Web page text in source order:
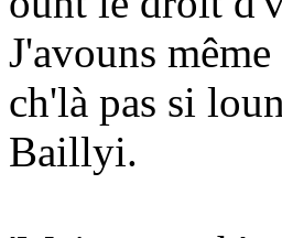
J'avouns
ch'là pas si
Baillyi.